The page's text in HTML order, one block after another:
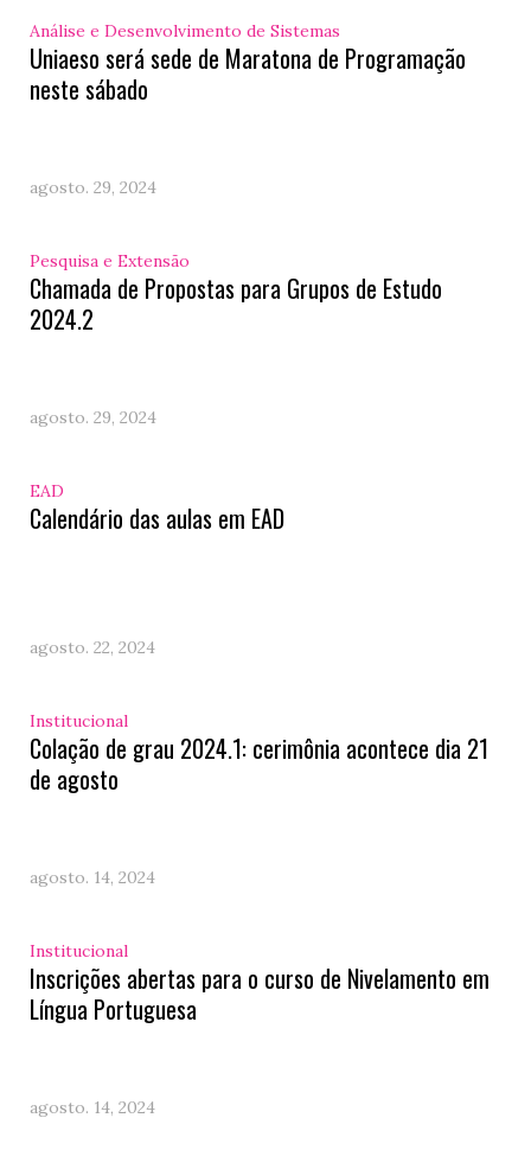
Análise e Desenvolvimento de Sistemas
Uniaeso será sede de Maratona de Programação
neste sábado
agosto. 29, 2024
Pesquisa e Extensão
Chamada de Propostas para Grupos de Estudo
2024.2
agosto. 29, 2024
EAD
Calendário das aulas em EAD
agosto. 22, 2024
Institucional
Colação de grau 2024.1: cerimônia acontece dia 21
de agosto
agosto. 14, 2024
Institucional
Inscrições abertas para o curso de Nivelamento em
Língua Portuguesa
agosto. 14, 2024